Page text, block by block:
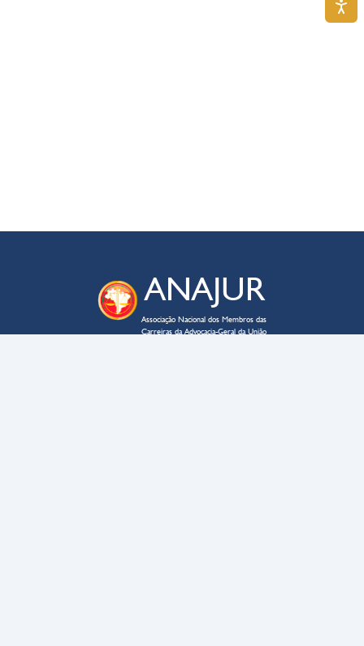
ANAJUR
Associação Nacional dos Membros das
Carreiras da Advocacia-Geral da União